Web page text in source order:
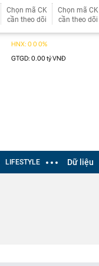
Chọn mã CK
cần theo dõi
Chọn mã CK
cần theo dõi
LIFESTYLE Dữ liệu